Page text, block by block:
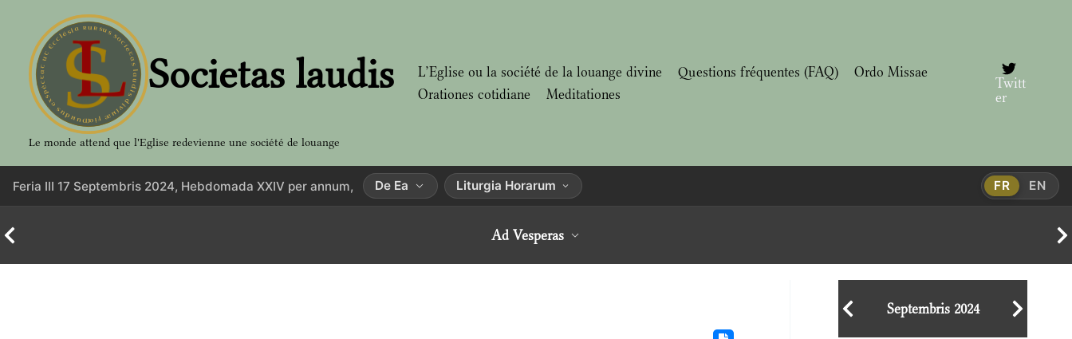
contenu
Societas laudis
Le monde attend que l'Eglise redevienne une société de louange
L’Eglise ou la société de la louange divine Questions fréquentes (FAQ)
Ordo Missae
Orationes cotidiane
Meditationes
Twitt
er
Feria III 17 Septembris 2024, Hebdomada XXIV per annum, De Ea Liturgia Horarum FR EN
Ad Vesperas
Septembris 2024